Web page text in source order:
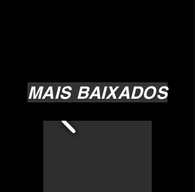
MAIS BAIXADOS